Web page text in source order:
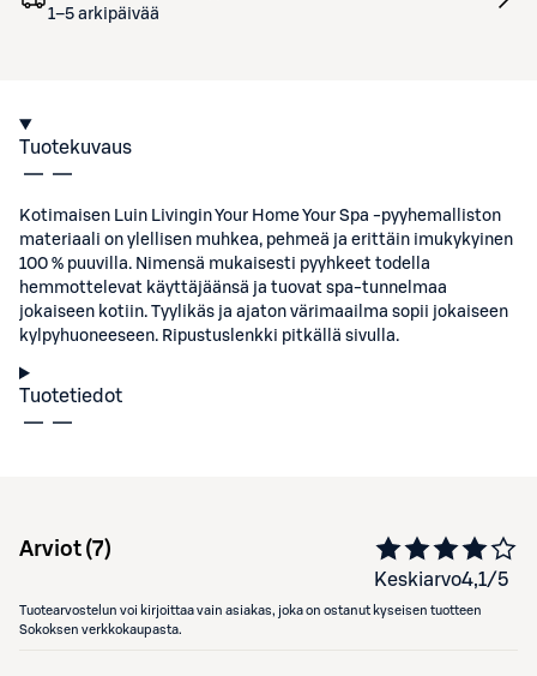
1–5 arkipäivää
Tuotekuvaus
Kotimaisen Luin Livingin Your Home Your Spa -pyyhemalliston
materiaali on ylellisen muhkea, pehmeä ja erittäin imukykyinen
100 % puuvilla. Nimensä mukaisesti pyyhkeet todella
hemmottelevat käyttäjäänsä ja tuovat spa-tunnelmaa
jokaiseen kotiin. Tyylikäs ja ajaton värimaailma sopii jokaiseen
kylpyhuoneeseen. Ripustuslenkki pitkällä sivulla.
Tuotetiedot
Arviot (7)
Keskiarvo4,1/5
Tuotearvostelun voi kirjoittaa vain asiakas, joka on ostanut kyseisen tuotteen
Sokoksen verkkokaupasta.